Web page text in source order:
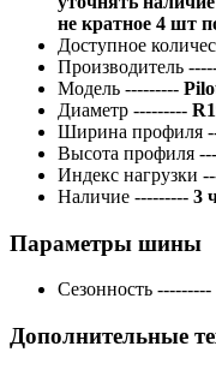
не кратное 4 шт
Доступное
Производитель
Модель ---------
Диаметр ---------
Ширина профиля
Высота профиля
Индекс нагрузки
Наличие --------- 3
Параметры шины
Сезонность ---------
Дополнительные